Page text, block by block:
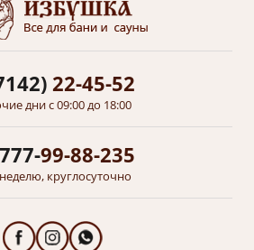
22-45-52
дни с 09:00 до 18:00
99-88-235
круглосуточно